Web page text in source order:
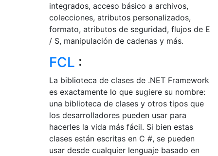
integrados, acceso básico a archivos,
colecciones, atributos personalizados,
formato, atributos de seguridad, flujos de E
/ S, manipulación de cadenas y más.
FCL :
La biblioteca de clases de .NET Framework
es exactamente lo que sugiere su nombre:
una biblioteca de clases y otros tipos que
los desarrolladores pueden usar para
hacerles la vida más fácil. Si bien estas
clases están escritas en C #, se pueden
usar desde cualquier lenguaje basado en